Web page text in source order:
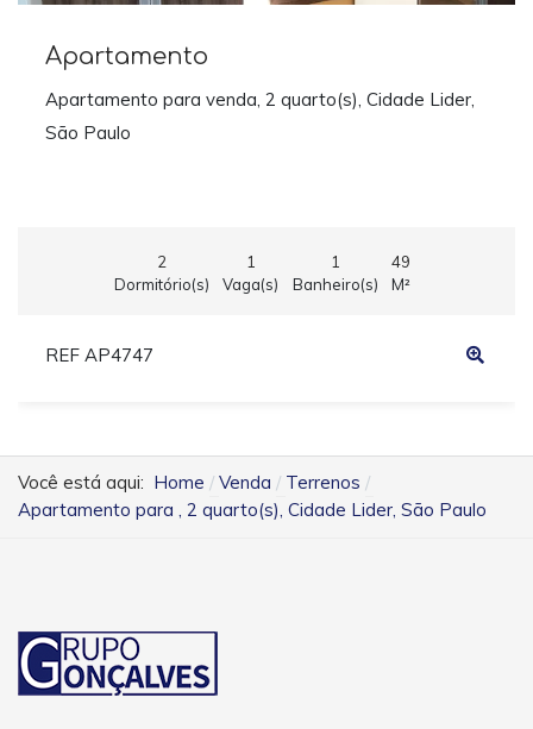
Apartamento
Apartamento para venda, 2 quarto(s), Cidade Lider,
São Paulo
2
Dormitório(s)
1
Vaga(s)
1
Banheiro(s)
49
M²
REF AP4747
Você está aqui: Home Venda
Terrenos
Apartamento para , 2 quarto(s), Cidade Lider, São Paulo